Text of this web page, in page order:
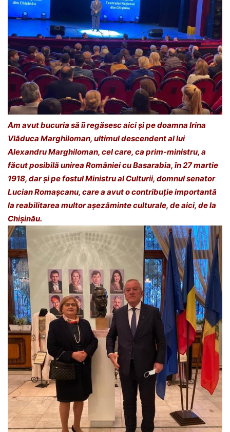
Am avut bucuria să îi regăsesc aici și pe doamna Irina
Vlăduca Marghiloman, ultimul descendent al lui
Alexandru Marghiloman, cel care, ca prim-ministru, a
făcut posibilă unirea României cu Basarabia, în 27 martie
1918, dar și pe fostul Ministru al Culturii, domnul senator
Lucian Romașcanu, care a avut o contribuție importantă
la reabilitarea multor așezăminte culturale, de aici, de la
Chișinău.